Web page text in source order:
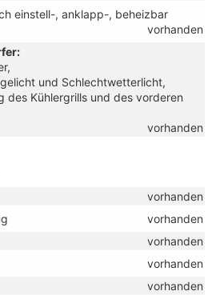
einstell-, anklapp-, beheizbar
vorhanden
und Schlechtwetterlicht,
des Kühlergrills und des vorderen
vorhanden
vorhanden
vorhanden
vorhanden
vorhanden
vorhanden